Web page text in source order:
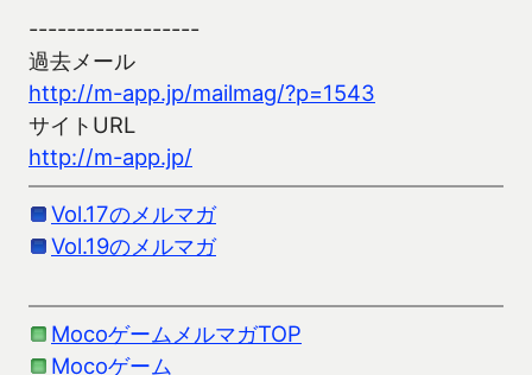
------------------
過去メール
http://m-app.jp/mailmag/?p=1543
サイトURL
http://m-app.jp/
Vol.17のメルマガ
Vol.19のメルマガ
MocoゲームメルマガTOP
Mocoゲーム